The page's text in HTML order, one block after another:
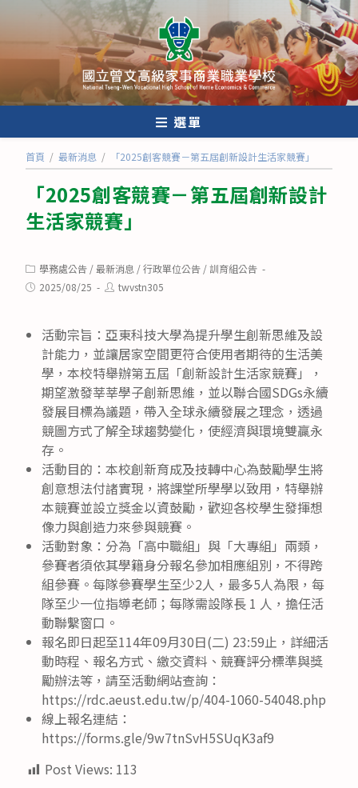
內
選單
首頁 / 最新消息 / 「2025創客競賽－第五屆創新設計生活家競賽」
「2025創客競賽－第五屆創新設計
生活家競賽」
Post
category:
學務處公告 /最新消息 /行政單位公告 /訓育組公告
Post2025/08/25
Posttwvstn305
活動宗旨：亞東科技大學為提升學生創新思維及設
計能力，並讓居家空間更符合使用者期待的生活美
學，本校特舉辦第五屆「創新設計生活家競賽」，
期望激發莘莘學子創新思維，並以聯合國SDGs永續
發展目標為議題，帶入全球永續發展之理念，透過
競圖方式了解全球趨勢變化，使經濟與環境雙贏永
存。
活動目的：本校創新育成及技轉中心為鼓勵學生將
創意想法付諸實現，將課堂所學學以致用，特舉辦
本競賽並設立獎金以資鼓勵，歡迎各校學生發揮想
像力與創造力來參與競賽。
活動對象：分為「高中職組」與「大專組」兩類，
參賽者須依其學籍身分報名參加相應組別，不得跨
組參賽。每隊參賽學生至少2人，最多5人為限，每
隊至少一位指導老師；每隊需設隊長 1 人，擔任活
動聯繫窗口。
報名即日起至114年09月30日(二) 23:59止，詳細活
動時程、報名方式、繳交資料、競賽評分標準與獎
勵辦法等，請至活動網站查詢：
https://rdc.aeust.edu.tw/p/404-1060-54048.php
線上報名連結：
https://forms.gle/9w7tnSvH5SUqK3af9
Post Views: 113